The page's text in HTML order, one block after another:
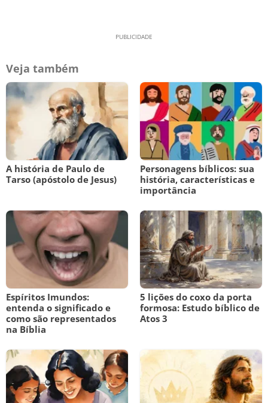
Veja também
A história de Paulo de
Tarso (apóstolo de Jesus)
Personagens bíblicos: sua
história, características e
importância
Espíritos Imundos:
entenda o significado e
como são representados
na Bíblia
5 lições do coxo da porta
formosa: Estudo bíblico de
Atos 3